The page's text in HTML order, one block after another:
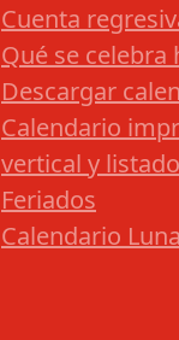
Cuenta
Qué se celebra
Descargar
Calendario
vertical y listado
Feriados
Calendario